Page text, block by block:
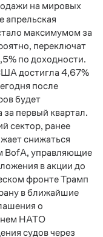
на мировых
апрельская
максимумом за
переключат
по доходности.
достигла 4,67%
после
будет
за первый квартал.
сектор, ранее
снижаться
BofA, управляющие
в акции до
фронте Трамп
в ближайшие
о
НАТО
судов через